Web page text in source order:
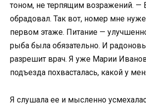
тоном, не терпящим возражений. —
обрадовал. Так вот, номер мне
первом этаже. Питание —
рыба была обязательно. И
разрешит врач. Я уже Марии
подъезда похвасталась, какой у
Я слушала ее и мысленно